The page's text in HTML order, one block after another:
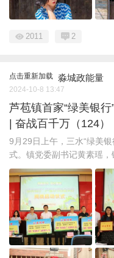
2011 2
点击重新加载 淼城政能量
2024-10-8 13:47
芦苞镇首家“绿美银行
| 奋战百千万（124）
9月29日上午，三水“绿美
式。镇党委副书记黄素瑶，